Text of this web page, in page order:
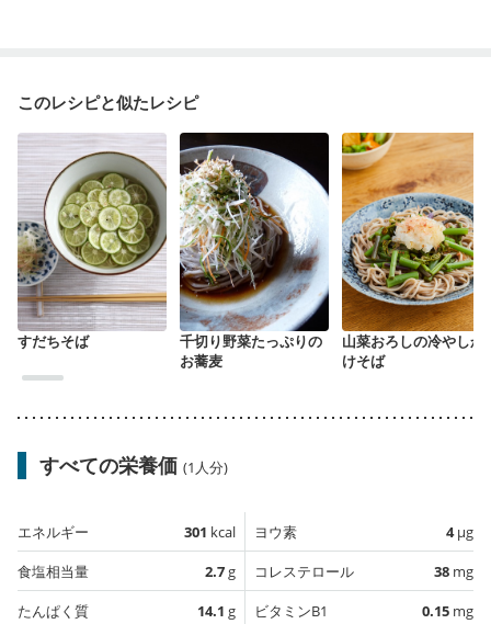
このレシピと似たレシピ
すだちそば
千切り野菜たっぷりの
お蕎麦
山菜おろしの冷やしか
けそば
すべての栄養価 (1人分)
エネルギー 301 kcal
食塩相当量
2.7g
たんぱく質
14.1 g
ヨウ素 4µg
コレステロール
38 mg
ビタミンB1
0.15 mg